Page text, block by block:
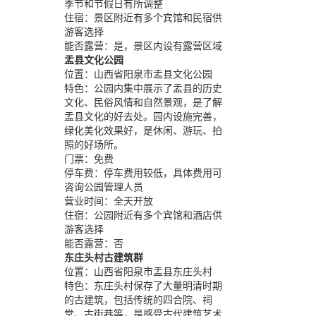
季节和节假日有所调整
住宿： 景区附近有多个宾馆和民宿供
游客选择
能否露营： 是，景区内设有露营区域
盂县文化公园
位置： 山西省阳泉市盂县文化公园
特色： 公园内集中展示了盂县的历史
文化、民俗风情和自然景观，是了解
盂县文化的好去处。园内设施完善，
绿化美化效果好，是休闲、游玩、拍
照的好场所。
门票： 免费
停车费： 停车费用较低，具体费用可
咨询公园管理人员
营业时间： 全天开放
住宿： 公园附近有多个宾馆和酒店供
游客选择
能否露营： 否
东庄头村古建筑群
位置： 山西省阳泉市盂县东庄头村
特色： 东庄头村保存了大量明清时期
的古建筑，包括传统的四合院、祠
堂、古街巷等，是感受古代建筑艺术